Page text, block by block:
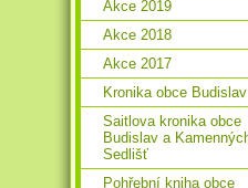
Akce 2019
Akce 2018
Akce 2017
Kronika obce Budislav
Saitlova kronika obce
Budislav a
Sedlišť
Pohřební kniha obce